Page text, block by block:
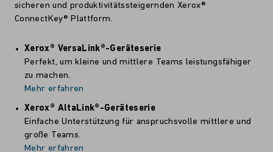
sicheren und produktivitätssteigernden Xerox®
ConnectKey® Plattform.
Xerox® VersaLink®-Geräteserie
Perfekt, um kleine und mittlere Teams leistungsfähiger
zu machen.
Mehr erfahren
Xerox® AltaLink®-Geräteserie
Einfache Unterstützung für anspruchsvolle mittlere und
große Teams.
Mehr erfahren